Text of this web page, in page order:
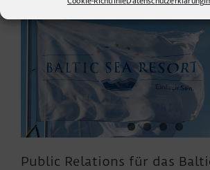
Public Relations für das